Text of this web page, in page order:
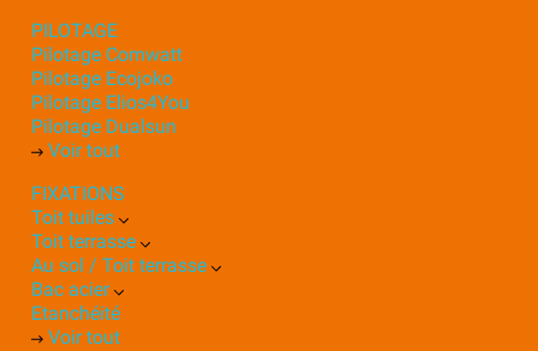
PILOTAGE
Pilotage Comwatt
Pilotage Ecojoko
Pilotage Elios4You
Pilotage Dualsun
Voir tout
FIXATIONS
Toit tuiles
Toit terrasse
Au sol / Toit terrasse
Bac acier
Etanchéité
Voir tout